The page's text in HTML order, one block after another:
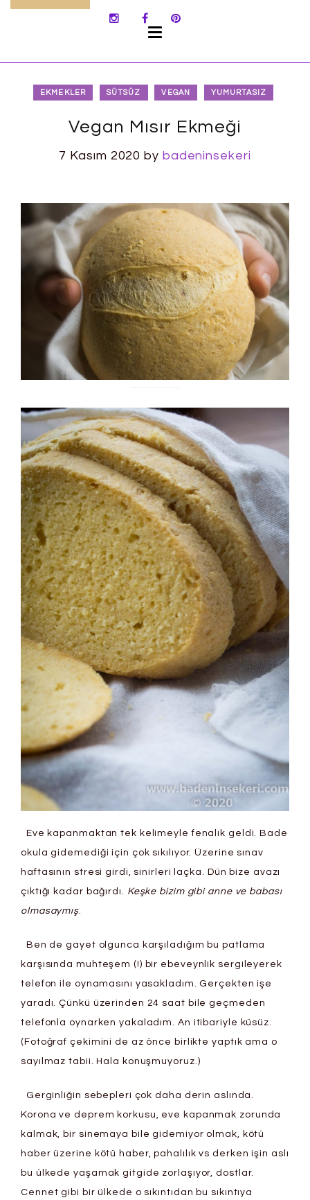
EKMEKLER SÜTSÜZ VEGAN YUMURTASIZ
Vegan Mısır Ekmeği
7 Kasım 2020 by badeninsekeri
Eve kapanmaktan tek kelimeyle fenalık geldi. Bade
okula gidemediği için çok sıkılıyor. Üzerine sınav
haftasının stresi girdi, sinirleri laçka. Dün bize avazı
çıktığı kadar bağırdı. Keşke bizim gibi anne ve babası
olmasaymış
Ben de gayet olgunca karşıladığım bu patlama
karşısında muhteşem (!) bir ebeveynlik sergileyerek
telefon ile oynamasını yasakladım. Gerçekten işe
yaradı. Çünkü üzerinden 24 saat bile geçmeden
telefonla oynarken yakaladım. An itibariyle küsüz.
(Fotoğraf çekimini de az önce birlikte yaptık ama o
sayılmaz tabii. Hala konuşmuyoruz.)
Gerginliğin sebepleri çok daha derin aslında.
Korona ve deprem korkusu, eve kapanmak zorunda
kalmak, bir sinemaya bile gidemiyor olmak, kötü
haber üzerine kötü haber, pahalılık vs derken işin aslı
bu ülkede yaşamak gitgide zorlaşıyor, dostlar.
Cennet gibi bir ülkede o sıkıntıdan bu sıkıntıya